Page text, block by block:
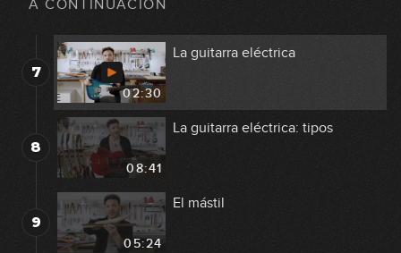
A CONTINUACIÓN
7
02:30
La guitarra eléctrica
8
08:41
La guitarra eléctrica: tipos
9
05:24
El mástil